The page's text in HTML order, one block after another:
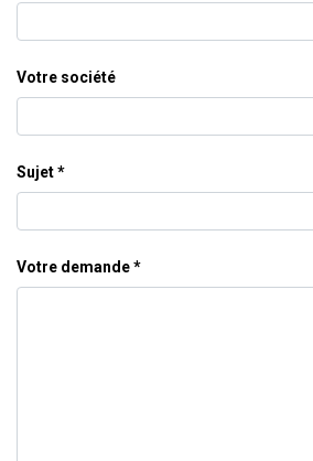
Votre société
Sujet
Votre demande